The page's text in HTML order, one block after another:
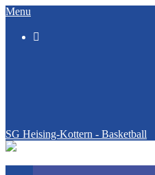
Menu

SG Heising-Kottern - Basketball